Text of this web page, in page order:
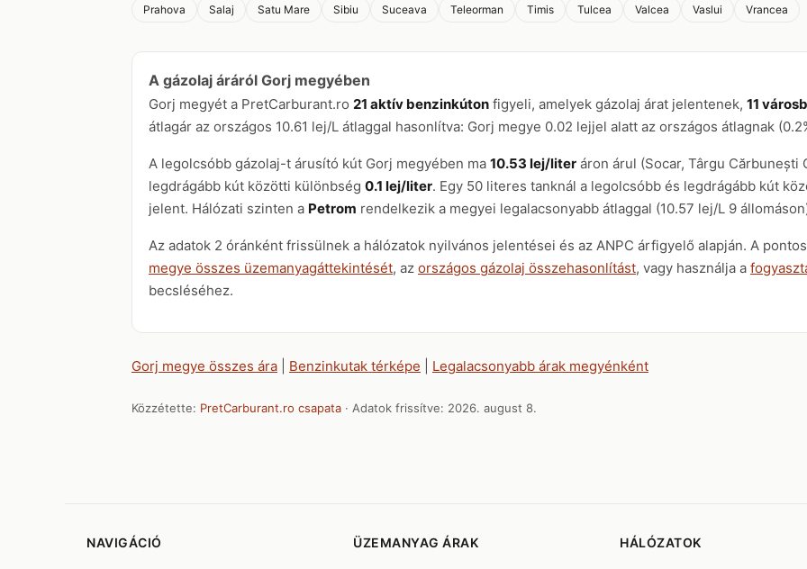
Prahova
Salaj Satu Mare Sibiu Suceava Teleorman Timis Tulcea Valcea Vaslui Vrancea
A gázolaj áráról Gorj megyében
Gorj megyét a PretCarburant.ro 21 aktív benzinkúton figyeli, amelyek gázolaj árat jelentenek, 11
átlagár az országos 10.61 lej/L átlaggal hasonlítva: Gorj megye 0.02 lejjel alatt az országos átlagnak
A legolcsóbb gázolaj-t árusító kút Gorj megyében ma 10.53 lej/liter áron árul (Socar, Târgu
legdrágább kút közötti különbség 0.1 lej/liter. Egy 50 literes tanknál a legolcsóbb és legdrágább kút
jelent. Hálózati szinten a Petrom rendelkezik a megyei legalacsonyabb átlaggal (10.57 lej/L 9
Az adatok 2 óránként frissülnek a hálózatok nyilvános jelentései és az ANPC árfigyelő alapján. A
megye összes üzemanyagáttekintését, az országos gázolaj összehasonlítást, vagy használja a
becsléséhez.
Gorj megye összes ára Benzinkutak térképe Legalacsonyabb árak megyénként
Közzétette: PretCarburant.ro csapata · Adatok frissítve: 2026. august 8.
NAVIGÁCIÓ ÜZEMANYAG ÁRAK HÁLÓZATOK